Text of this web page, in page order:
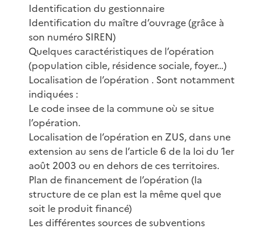
Identification du gestionnaire
Identification du maître d’ouvrage (grâce à
son numéro SIREN)
Quelques caractéristiques de l’opération
(population cible, résidence sociale, foyer…)
Localisation de l’opération . Sont notamment
indiquées :
Le code insee de la commune où se situe
l’opération.
Localisation de l’opération en ZUS, dans une
extension au sens de l’article 6 de la loi du 1er
août 2003 ou en dehors de ces territoires.
Plan de financement de l’opération (la
structure de ce plan est la même quel que
soit le produit financé)
Les différentes sources de subventions